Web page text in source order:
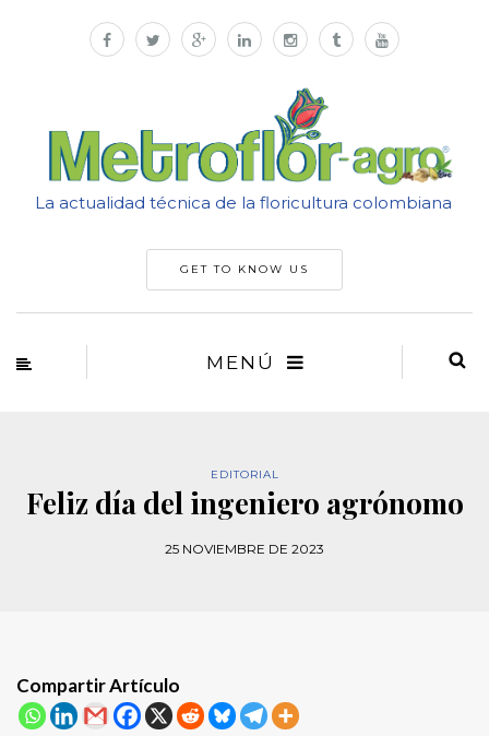
La actualidad técnica de la floricultura colombiana
GET TO KNOW US
MENÚ
EDITORIAL
Feliz día del ingeniero agrónomo
25 NOVIEMBRE DE 2023
Compartir Artículo